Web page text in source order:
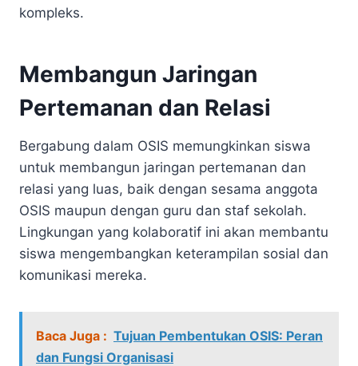
kompleks.
Membangun Jaringan
Pertemanan dan Relasi
Bergabung dalam OSIS memungkinkan siswa
untuk membangun jaringan pertemanan dan
relasi yang luas, baik dengan sesama anggota
OSIS maupun dengan guru dan staf sekolah.
Lingkungan yang kolaboratif ini akan membantu
siswa mengembangkan keterampilan sosial dan
komunikasi mereka.
Baca Juga : Tujuan Pembentukan OSIS: Peran
dan Fungsi Organisasi